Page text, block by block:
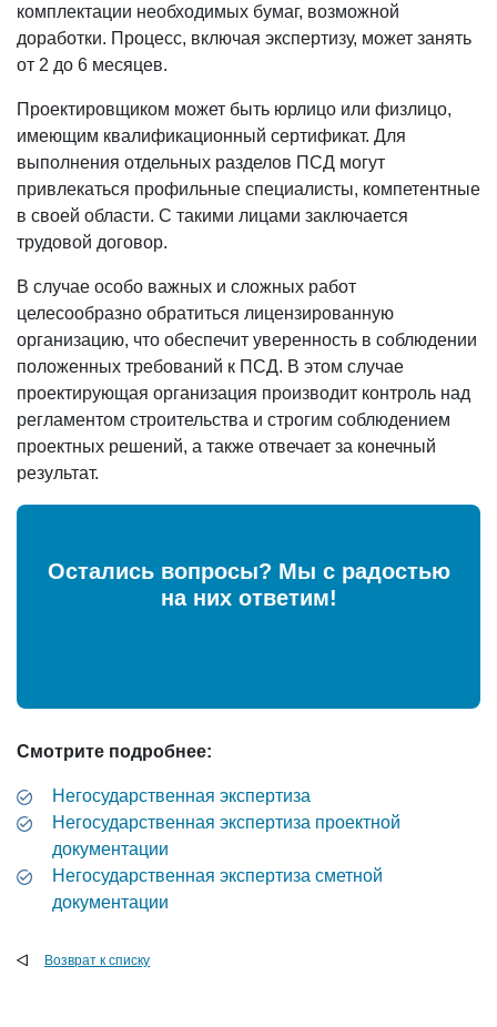
комплектации необходимых бумаг, возможной
доработки. Процесс, включая экспертизу, может занять
от 2 до 6 месяцев.
Проектировщиком может быть юрлицо или физлицо,
имеющим квалификационный сертификат. Для
выполнения отдельных разделов ПСД могут
привлекаться профильные специалисты, компетентные
в своей области. С такими лицами заключается
трудовой договор.
В случае особо важных и сложных работ
целесообразно обратиться лицензированную
организацию, что обеспечит уверенность в соблюдении
положенных требований к ПСД. В этом случае
проектирующая организация производит контроль над
регламентом строительства и строгим соблюдением
проектных решений, а также отвечает за конечный
результат.
Остались вопросы? Мы с радостью
на них ответим!
Смотрите подробнее:
Негосударственная экспертиза
Негосударственная экспертиза проектной
документации
Негосударственная экспертиза сметной
документации
Возврат к списку